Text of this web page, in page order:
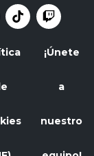
¡Únete
a
nuestro